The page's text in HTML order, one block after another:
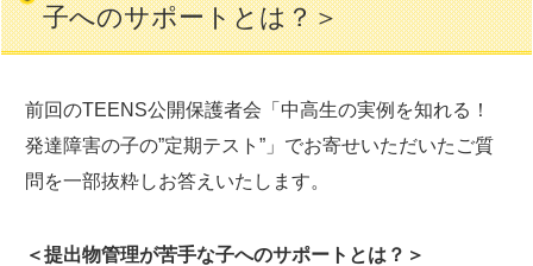
子へのサポートとは？＞
前回のTEENS公開保護者会「中高生の実例を知れる！
発達障害の子の”定期テスト”」でお寄せいただいたご質
問を一部抜粋しお答えいたします。
＜提出物管理が苦手な子へのサポートとは？＞